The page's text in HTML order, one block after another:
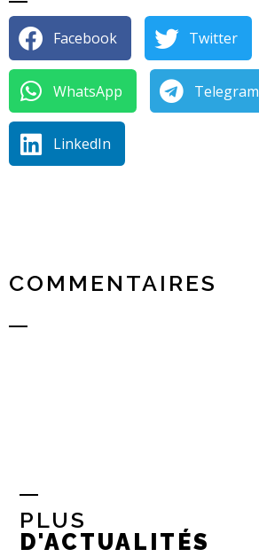
Facebook Twitter
WhatsApp Telegram
LinkedIn
COMMENTAIRES
PLUS
D'ACTUALITÉS